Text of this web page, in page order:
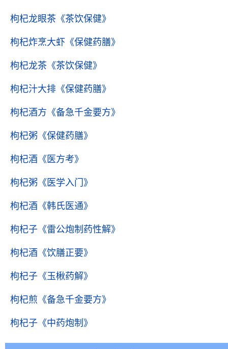
枸杞龙眼茶 《茶饮保健》
枸杞炸烹大虾 《保健药膳》
枸杞龙茶 《茶饮保健》
枸杞汁大排 《保健药膳》
枸杞酒方 《备急千金要方》
枸杞粥 《保健药膳》
枸杞酒 《医方考》
枸杞粥 《医学入门》
枸杞酒 《韩氏医通》
枸杞子 《雷公炮制药性解》
枸杞酒 《饮膳正要》
枸杞子 《玉楸药解》
枸杞煎 《备急千金要方》
枸杞子 《中药炮制》